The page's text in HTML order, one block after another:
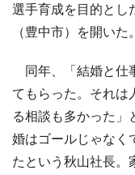
選手育成を目的とし
（豊中市）を開いた。
同年、「結婚と仕
てもらった。それは
る相談も多かった」
婚はゴールじゃなく
たという秋山社長。